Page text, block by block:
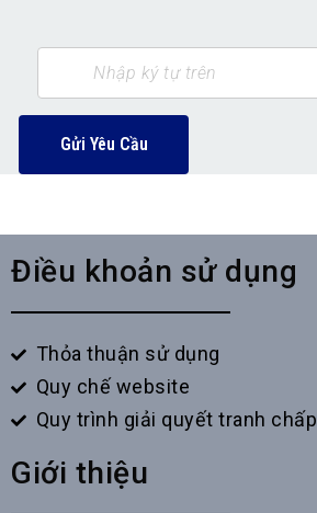
Gửi Yêu Cầu
Điều khoản sử dụng
Thỏa thuận sử dụng
Quy chế website
Quy trình giải quyết tranh chấp
Giới thiệu